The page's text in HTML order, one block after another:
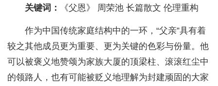
关键词： 《父恩》 周荣池 长篇散文 伦理重构
作为中国传统家庭结构中的一环，“父亲”具有着
较之其他成员更为重要、更为关键的色彩与份量。他
可以被褒义地赞颂为家族大厦的顶梁柱、滚滚红尘中
的领路人，也有可能被贬义地理解为封建顽固的大家